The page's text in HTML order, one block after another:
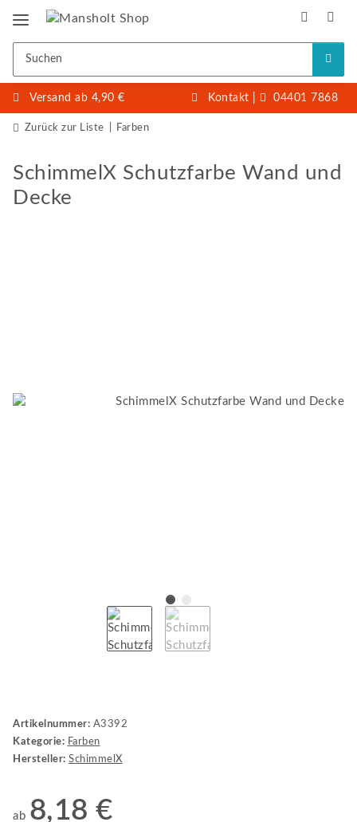
Versand ab 4,90 € Kontakt 04401 7868
Zurück zur Liste Farben
SchimmelX Schutzfarbe Wand und
Decke
Artikelnummer: A3392
Kategorie: Farben
Hersteller: SchimmelX
ab 8,18 €